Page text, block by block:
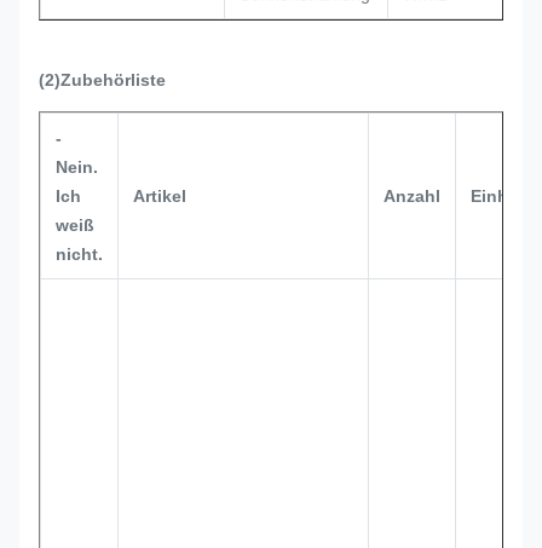
(2)Zubehörliste
-
Nein.
Ich
weiß
nicht.
Artikel Anzahl Einheit